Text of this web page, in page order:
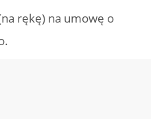
rękę) na umowę o